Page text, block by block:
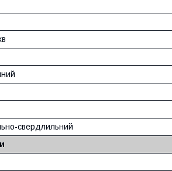
свердлильний